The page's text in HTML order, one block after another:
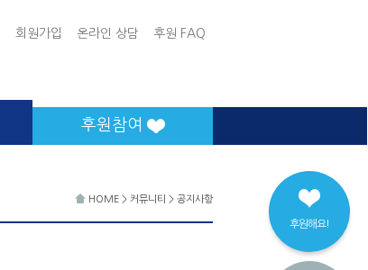
회원가입 온라인 상담 후원 FAQ
후원참여
후원해요!
HOME > 커뮤니티 > 공지사항